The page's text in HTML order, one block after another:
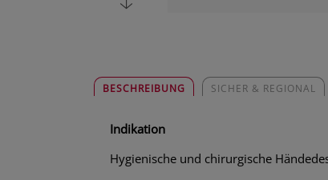
BESCHREIBUNG SICHER & REGIONAL
Indikation
Hygienische und chirurgische